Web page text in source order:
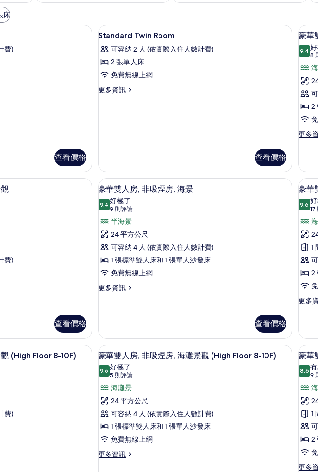
床
房內保險箱、書桌、隔音、熨斗/熨衣板
費)
查看價格
顯
示
Standard
Twin
Room
的
客房內保險箱、書桌、隔音、熨斗/熨衣板
1
Standard Twin Room
可容納 2 人 (依實際入住人數計費)
2 張單人床
免費無線上網
更多資訊
更
查看價格
顯
示
豪
華
雙
床
房,
非
吸
海
灘
景
觀
8-
10F)
的
所
有
相
31
豪華
9.4
9.48
(8
則
評
2
更多
更
雙
床
房,
吸
房,
海
灘
景
觀
Floor
8-
的
房內保險箱、書桌、隔音、熨斗/熨衣板
費)
查看價格
顯
示
豪
華
雙
人
房,
非
吸
景
的
所
有
相
片
客房內保險箱、書桌、隔音、熨斗/熨衣板
26
豪華雙人房, 非吸煙房, 海景
9.49.4 分，滿分 10 分
好極了
9 則評論
(9
則
評
論)
半海景
24 平方公尺
可容納 4 人 (依實際入住人數計費)
1 張標準雙人床和 1 張單人沙發床
免費無線上網
更多資訊
更
人
房,
非
吸
煙
房,
海
的
詳
查看價格
顯
示
豪
華
雙
床
房,
非
吸
煙
景
的
所
有
相
片
31
豪華
9.69.617
(17
則
評
1
2
更多
更
雙
床
房,
吸
房,
海
景
的
詳
準雙人房, 非吸煙房, 海灘景觀 (High Floor 8-10F) | 客房內保險箱、書桌、隔音、熨斗/熨衣板
(High Floor 8-10F)
費)
顯
示
豪
華
雙
人
房,
非
吸
客房內保險箱、書桌、隔音、熨斗/熨衣板
25
豪華雙人房, 非吸煙房, 海灘景觀 (High Floor 8-10F)
9.69.6 分，滿分 10 分
好極了
5 則評論
(5
則
評
論)
海灘景
24 平方公尺
可容納 4 人 (依實際入住人數計費)
1 張標準雙人床和 1 張單人沙發床
免費無線上網
更多資訊
更
顯
示
豪
華
雙
床
房,
2
張
單
15
豪華
8.6
8.69
(9
則
評
1
2
更多
更